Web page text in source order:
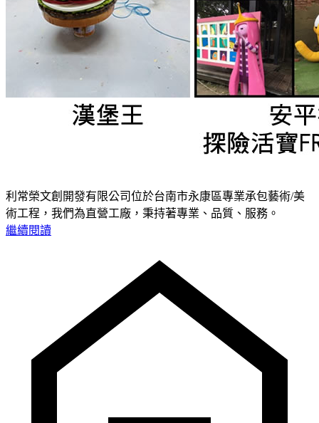
利常榮文創開發有限公司位於台南市永康區專業承包藝術/美
術工程，我們為直營工廠，秉持著專業、品質、服務。
繼續閱讀